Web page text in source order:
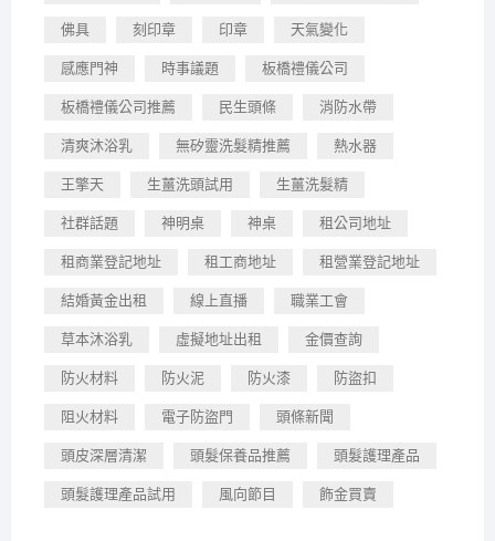
佛具 刻印章 印章 天氣變化
感應門神 時事議題 板橋禮儀公司
板橋禮儀公司推薦 民生頭條 消防水帶
清爽沐浴乳 無矽靈洗髮精推薦 熱水器
王擎天 生薑洗頭試用 生薑洗髮精
社群話題 神明桌 神桌 租公司地址
租商業登記地址 租工商地址 租營業登記地址
結婚黃金出租 線上直播 職業工會
草本沐浴乳 虛擬地址出租 金價查詢
防火材料 防火泥 防火漆 防盜扣
阻火材料 電子防盜門 頭條新聞
頭皮深層清潔 頭髮保養品推薦 頭髮護理產品
頭髮護理產品試用 風向節目 飾金買賣